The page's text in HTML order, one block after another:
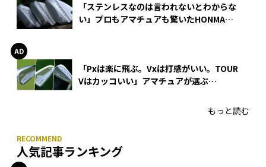
「ステンレスなのは言われないとわからな
い」プロもアマチュアも驚いたHONMA
「Pxは楽に飛ぶ。Vxは打感がいい。TOUR
Vはカッコいい」アマチュアが選ぶ
もっと読む
人気記事ランキング